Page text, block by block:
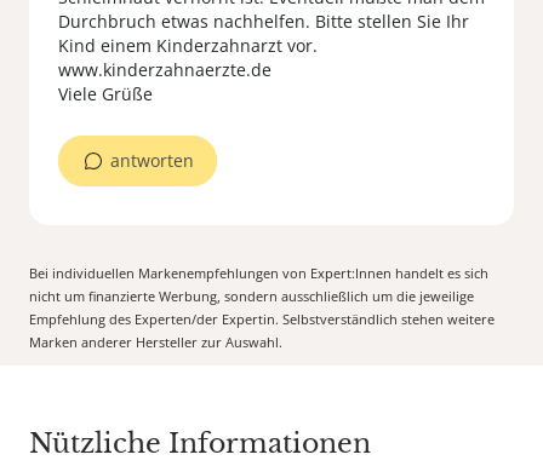
Durchbruch etwas nachhelfen. Bitte stellen Sie Ihr
Kind einem Kinderzahnarzt vor.
www.kinderzahnaerzte.de
Viele Grüße
antworten
Bei individuellen Markenempfehlungen von Expert:Innen handelt es sich
nicht um finanzierte Werbung, sondern ausschließlich um die jeweilige
Empfehlung des Experten/der Expertin. Selbstverständlich stehen weitere
Marken anderer Hersteller zur Auswahl.
Nützliche Informationen